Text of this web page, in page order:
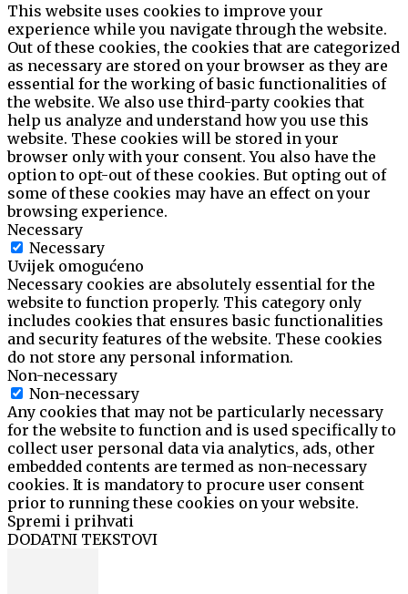
This website uses cookies to improve your
experience while you navigate through the website.
Out of these cookies, the cookies that are categorized
as necessary are stored on your browser as they are
essential for the working of basic functionalities of
the website. We also use third-party cookies that
help us analyze and understand how you use this
website. These cookies will be stored in your
browser only with your consent. You also have the
option to opt-out of these cookies. But opting out of
some of these cookies may have an effect on your
browsing experience.
Necessary
Necessary
Uvijek omogućeno
Necessary cookies are absolutely essential for the
website to function properly. This category only
includes cookies that ensures basic functionalities
and security features of the website. These cookies
do not store any personal information.
Non-necessary
Non-necessary
Any cookies that may not be particularly necessary
for the website to function and is used specifically to
collect user personal data via analytics, ads, other
embedded contents are termed as non-necessary
cookies. It is mandatory to procure user consent
prior to running these cookies on your website.
Spremi i prihvati
DODATNI TEKSTOVI